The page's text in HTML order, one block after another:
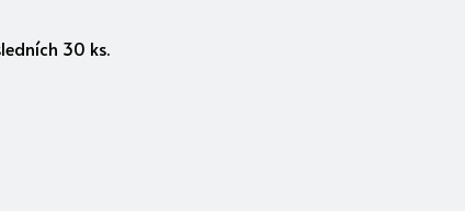
30 ks.